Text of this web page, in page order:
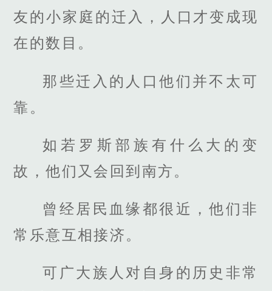
友的小家庭的迁入，人口才变成现
在的数目。
那些迁入的人口他们并不太可
靠。
如若罗斯部族有什么大的变
故，他们又会回到南方。
曾经居民血缘都很近，他们非
常乐意互相接济。
可广大族人对自身的历史非常